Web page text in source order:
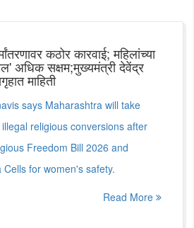
कठोर कारवाई; महिलांच्या
अधिक सक्षम;मुख्यमंत्री देवेंद्र
माहिती
says Maharashtra will take
religious conversions after
Freedom Bill 2026 and
for women's safety.
Read More